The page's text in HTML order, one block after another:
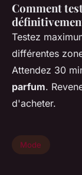
Comment
Testez
différentes
Attendez 30
parfum.
d'acheter.
Mode